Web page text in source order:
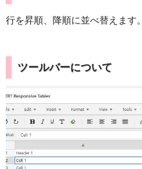
行を昇順、降順に並べ替えます。
ツールバーについて